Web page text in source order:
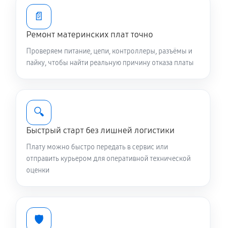
📄
Ремонт материнских плат точно
Проверяем питание, цепи, контроллеры, разъёмы и
пайку, чтобы найти реальную причину отказа платы
🔍
Быстрый старт без лишней логистики
Плату можно быстро передать в сервис или
отправить курьером для оперативной технической
оценки
🛡️